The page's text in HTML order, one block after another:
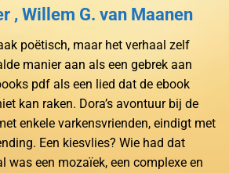
, Willem G. van Maanen
poëtisch, maar het verhaal zelf
manier aan als een gebrek aan
pdf als een lied dat de ebook
kan raken. Dora’s avontuur bij de
enkele varkensvrienden, eindigt met
Een kiesvlies? Wie had dat
was een mozaïek, een complexe en